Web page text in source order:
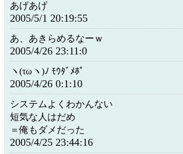
あげあげ
2005/5/1 20:19:55
あ、あきらめるなーｗ
2005/4/26 23:11:0
ヽ(τωヽ)ﾉ ﾓｳﾀﾞﾒﾎﾟ
2005/4/26 0:1:10
システムよくわかんない
短気な人はだめ
＝俺もダメだった
2005/4/25 23:44:16